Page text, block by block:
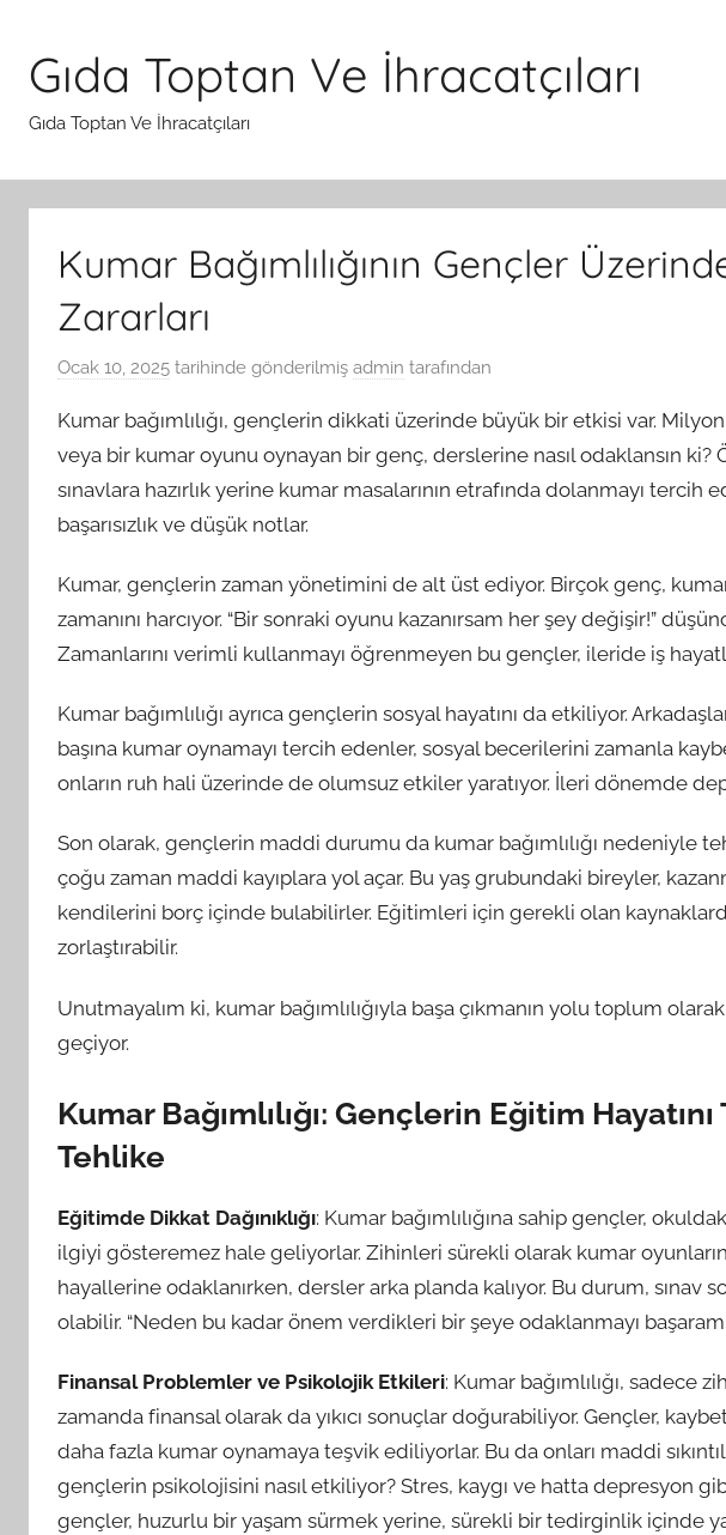
Gıda Toptan Ve İhracatçıları
Gıda Toptan Ve İhracatçıları
Kumar Bağımlılığının Gençler
Zararları
Ocak 10, 2025 tarihinde gönderilmiş admin tarafından
Kumar bağımlılığı, gençlerin dikkati üzerinde büyük bir etkisi var.
veya bir kumar oyunu oynayan bir genç, derslerine nasıl odaklansın
sınavlara hazırlık yerine kumar masalarının etrafında dolanmayı tercih
başarısızlık ve düşük notlar.
Kumar, gençlerin zaman yönetimini de alt üst ediyor. Birçok genç,
zamanını harcıyor. “Bir sonraki oyunu kazanırsam her şey değişir!”
Zamanlarını verimli kullanmayı öğrenmeyen bu gençler, ileride iş
Kumar bağımlılığı ayrıca gençlerin sosyal hayatını da etkiliyor.
başına kumar oynamayı tercih edenler, sosyal becerilerini zamanla
onların ruh hali üzerinde de olumsuz etkiler yaratıyor. İleri dönemde
Son olarak, gençlerin maddi durumu da kumar bağımlılığı nedeniyle
çoğu zaman maddi kayıplara yol açar. Bu yaş grubundaki bireyler,
kendilerini borç içinde bulabilirler. Eğitimleri için gerekli olan
zorlaştırabilir.
Unutmayalım ki, kumar bağımlılığıyla başa çıkmanın yolu toplum
geçiyor.
Kumar Bağımlılığı: Gençlerin Eğitim
Tehlike
Eğitimde Dikkat Dağınıklığı: Kumar bağımlılığına sahip gençler,
ilgiyi gösteremez hale geliyorlar. Zihinleri sürekli olarak kumar
hayallerine odaklanırken, dersler arka planda kalıyor. Bu durum, sınav
olabilir. “Neden bu kadar önem verdikleri bir şeye odaklanmayı
Finansal Problemler ve Psikolojik Etkileri: Kumar bağımlılığı, sadece
zamanda finansal olarak da yıkıcı sonuçlar doğurabiliyor. Gençler,
daha fazla kumar oynamaya teşvik ediliyorlar. Bu da onları maddi
gençlerin psikolojisini nasıl etkiliyor? Stres, kaygı ve hatta depresyon
gençler, huzurlu bir yaşam sürmek yerine, sürekli bir tedirginlik içinde